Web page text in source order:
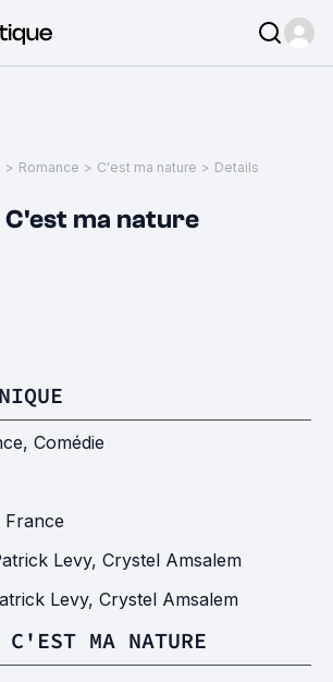
> Romance > C'est ma nature > Details
C'est ma nature
, Comédie
France
Levy, Crystel Amsalem
Levy, Crystel Amsalem
C'EST MA NATURE